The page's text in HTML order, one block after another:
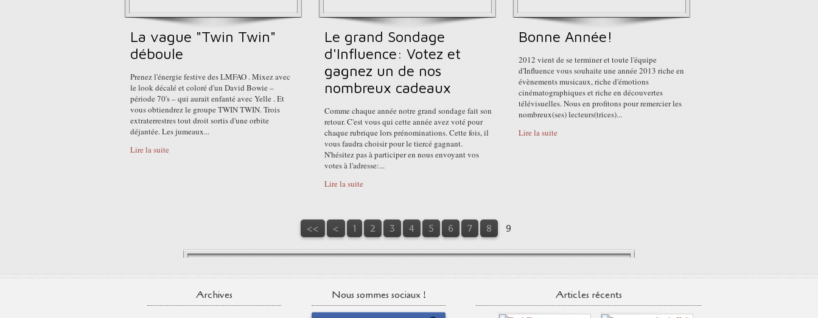
La vague "Twin Twin"
déboule
Prenez l'énergie festive des LMFAO . Mixez avec
le look décalé et coloré d'un David Bowie –
période 70's – qui aurait enfanté avec Yelle . Et
vous obtiendrez le groupe TWIN TWIN. Trois
extraterrestres tout droit sortis d'une orbite
déjantée. Les jumeaux...
Lire la suite
Le grand Sondage
d'Influence: Votez et
gagnez un de nos
nombreux cadeaux
Comme chaque année notre grand sondage fait son
retour. C'est vous qui cette année avez voté pour
chaque rubrique lors prénominations. Cette fois, il
vous faudra choisir pour le tiercé gagnant.
N'hésitez pas à participer en nous envoyant vos
votes à l'adresse:...
Lire la suite
Bonne Année!
2012 vient de se terminer et toute l'équipe
d'Influence vous souhaite une année 2013 riche en
évènements musicaux, riche d'émotions
cinématographiques et riche en découvertes
télévisuelles. Nous en profitons pour remercier les
nombreux(ses) lecteurs(trices)...
Lire la suite
<< < 1 2 3 4 5 6 7 8 9
Archives Nous sommes sociaux ! Articles récents